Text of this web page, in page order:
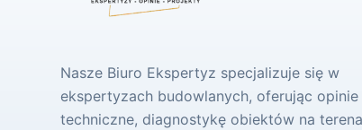
Nasze Biuro Ekspertyz specjalizuje się w
ekspertyzach budowlanych, oferując opinie
techniczne, diagnostykę obiektów na